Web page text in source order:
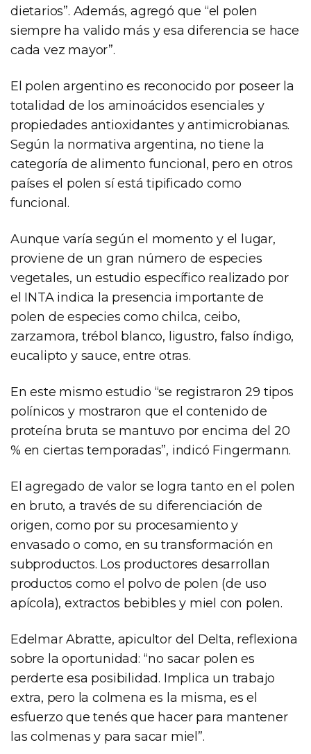
dietarios”. Además, agregó que “el polen
siempre ha valido más y esa diferencia se hace
cada vez mayor”.
El polen argentino es reconocido por poseer la
totalidad de los aminoácidos esenciales y
propiedades antioxidantes y antimicrobianas.
Según la normativa argentina, no tiene la
categoría de alimento funcional, pero en otros
países el polen sí está tipificado como
funcional.
Aunque varía según el momento y el lugar,
proviene de un gran número de especies
vegetales, un estudio específico realizado por
el INTA indica la presencia importante de
polen de especies como chilca, ceibo,
zarzamora, trébol blanco, ligustro, falso índigo,
eucalipto y sauce, entre otras.
En este mismo estudio “se registraron 29 tipos
polínicos y mostraron que el contenido de
proteína bruta se mantuvo por encima del 20
% en ciertas temporadas”, indicó Fingermann.
El agregado de valor se logra tanto en el polen
en bruto, a través de su diferenciación de
origen, como por su procesamiento y
envasado o como, en su transformación en
subproductos. Los productores desarrollan
productos como el polvo de polen (de uso
apícola), extractos bebibles y miel con polen.
Edelmar Abratte, apicultor del Delta, reflexiona
sobre la oportunidad: “no sacar polen es
perderte esa posibilidad. Implica un trabajo
extra, pero la colmena es la misma, es el
esfuerzo que tenés que hacer para mantener
las colmenas y para sacar miel”.